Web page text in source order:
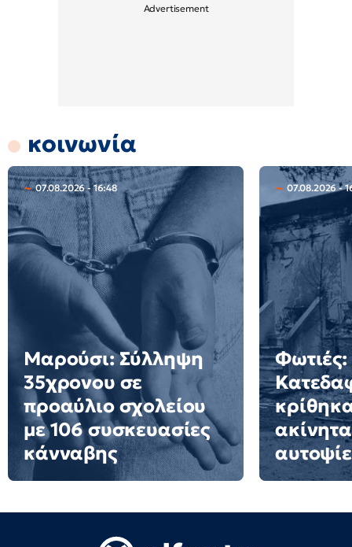
κοινωνία
07.08.2026 - 16:48
Μαρούσι: Σύλληψη
35χρονου σε
προαύλιο σχολείου
με 106 συσκευασίες
κάνναβης
07.08.2026 -
Φωτιές: